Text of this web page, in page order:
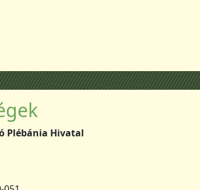
Plébánia Hivatal